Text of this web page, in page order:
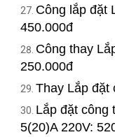
Công lắp đặt
450.000đ
Công thay
250.000đ
Thay Lắp đặt
Lắp đặt công
5(20)A 220V: